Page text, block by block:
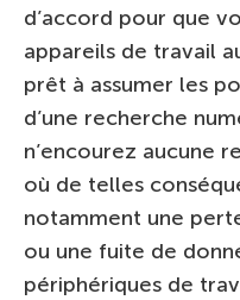
d’accord pour que
appareils de travail
prêt à assumer les
d’une recherche
n’encourez aucune
où de telles
notamment une
ou une fuite de
périphériques de